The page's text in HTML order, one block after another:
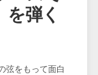
を弾く
弦をもって面白